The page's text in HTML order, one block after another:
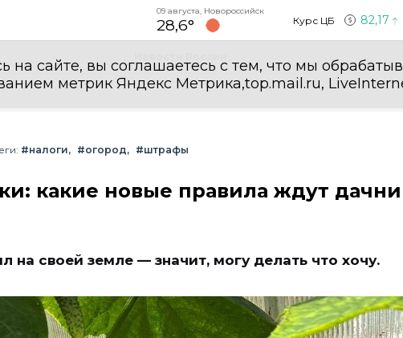
09 августа, Новороссийск
28,6° Курс ЦБ 82,17
на сайте, вы соглашаетесь с тем, что мы
метрик Яндекс Метрика,top.mail.ru,
#налоги #огород #штрафы
какие новые правила ждут
на своей земле — значит, могу делать что хочу.